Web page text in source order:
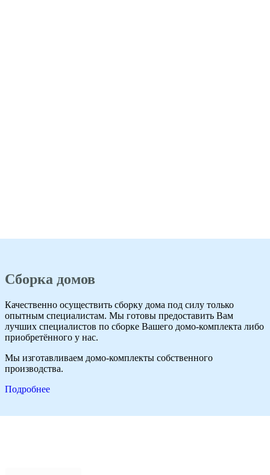
Сборка домов
Качественно осуществить сборку дома под силу только
опытным специалистам. Мы готовы предоставить Вам
лучших специалистов по сборке Вашего домо-комплекта либо
приобретённого у нас.
Мы изготавливаем домо-комплекты собственного
производства.
Подробнее